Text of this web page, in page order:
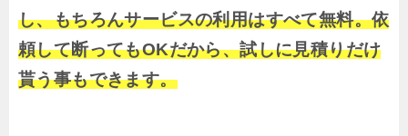
し、もちろんサービスの利用はすべて無料。依
頼して断ってもOKだから、試しに見積りだけ
貰う事もできます。